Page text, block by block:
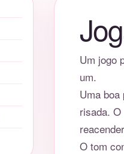
Um jogo
um.
Uma
risada.
O tom